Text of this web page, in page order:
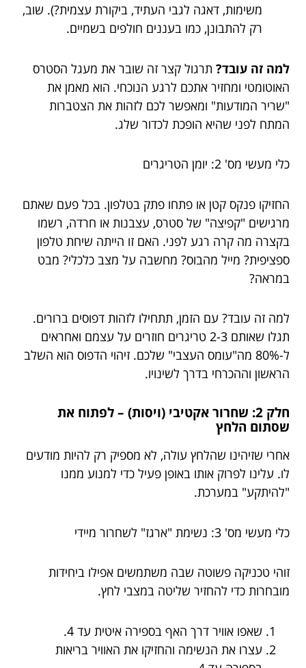
משימות, דאגה לגבי העתיד, ביקורת עצמית?). שוב,
רק להתבונן, כמו בעננים חולפים בשמיים.
למה זה עובד? תרגול קצר זה שובר את מעגל הסטרס
האוטומטי ומחזיר אתכם לרגע הנוכחי. הוא מאמן את
"שריר המודעות" ומאפשר לכם לזהות את הצטברות
המתח לפני שהיא הופכת לכדור שלג.
כלי מעשי מס' 2: יומן הטריגרים
החזיקו פנקס קטן או פתחו פתק בטלפון. בכל פעם שאתם
מרגישים "קפיצה" של סטרס, עצבנות או חרדה, רשמו
בקצרה מה קרה רגע לפני. האם זו הייתה שיחת טלפון
ספציפית? מייל מהבוס? מחשבה על מצב כלכלי? מבט
במראה?
למה זה עובד? עם הזמן, תתחילו לזהות דפוסים ברורים.
תגלו שאותם 2-3 טריגרים חוזרים על עצמם ואחראים
ל-80% מה"עומס העצבי" שלכם. זיהוי הדפוס הוא השלב
הראשון וההכרחי בדרך לשינויו.
חלק 2: שחרור אקטיבי (ויסות) – לפתוח את
שסתום הלחץ
אחרי שזיהינו שהלחץ עולה, לא מספיק רק להיות מודעים
לו. עלינו לפרוק אותו באופן פעיל כדי למנוע ממנו
"להיתקע" במערכת.
כלי מעשי מס' 3: נשימת "ארגז" לשחרור מיידי
זוהי טכניקה פשוטה שבה משתמשים אפילו ביחידות
מובחרות כדי להחזיר שליטה במצבי לחץ.
שאפו אוויר דרך האף בספירה איטית עד 4.
עצרו את הנשימה והחזיקו את האוויר בריאות